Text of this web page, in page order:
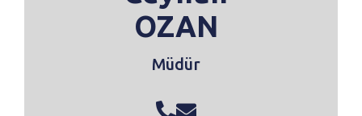
OZAN
Müdür